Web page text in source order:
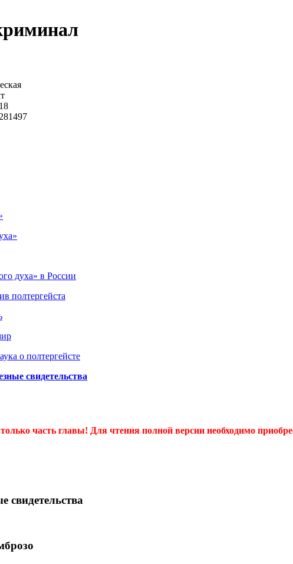
духа» в России
полтергейста
о полтергейсте
свидетельства
часть главы! Для чтения полной версии необходимо
свидетельства